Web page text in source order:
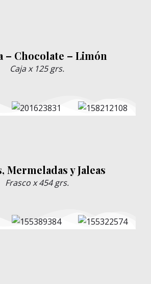
– Chocolate – Limón
Caja x 125 grs.
Mermeladas y Jaleas
Frasco x 454 grs.